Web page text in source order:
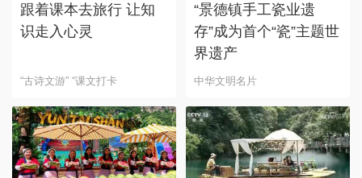
跟着课本去旅行 让知
识走入心灵
“古诗文游” “课文打卡
“景德镇手工瓷业遗
存”成为首个“瓷”主题世
界遗产
中华文明名片